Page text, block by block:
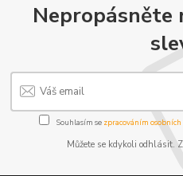
Nepropásněte
Souhlasím se zpracováním
Můžete se kdykoli odhlásit.